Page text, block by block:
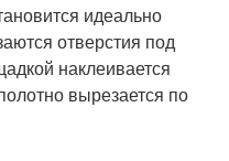
идеально
отверстия под
наклеивается
вырезается по